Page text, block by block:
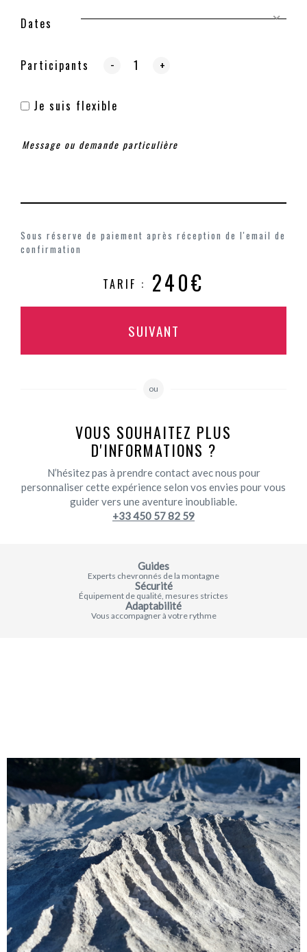
Dates
Participants - +
Je suis flexible
Sous réserve de paiement après réception de l'email de
confirmation
TARIF : 240€
SUIVANT
ou
VOUS SOUHAITEZ PLUS
D'INFORMATIONS ?
N’hésitez pas à prendre contact avec nous pour
personnaliser cette expérience selon vos envies pour vous
guider vers une aventure inoubliable.
+33 450 57 82 59
Guides
Experts chevronnés de la montagne
Sécurité
Équipement de qualité, mesures strictes
Adaptabilité
Vous accompagner à votre rythme